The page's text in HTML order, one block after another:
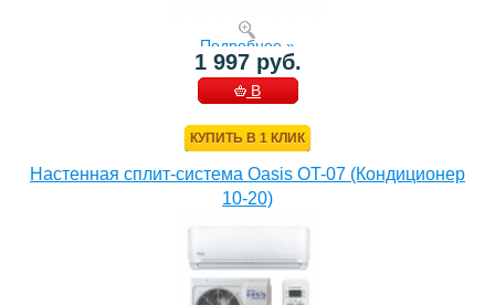
Подробнее »
1 997 руб.
В
КУПИТЬ В 1 КЛИК
Настенная сплит-система Oasis OT-07 (Кондиционер
10-20)